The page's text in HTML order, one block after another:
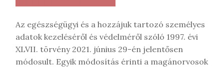
s
t
Az egészségügyi és a hozzájuk tartozó személyes
adatok kezeléséről és védelméről szóló 1997. évi
XLVII. törvény 2021. június 29-én jelentősen
módosult. Egyik módosítás érinti a magánorvosok